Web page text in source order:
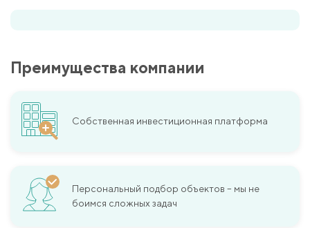
Преимущества компании
Собственная инвестиционная платформа
Персональный подбор объектов – мы не
боимся сложных задач